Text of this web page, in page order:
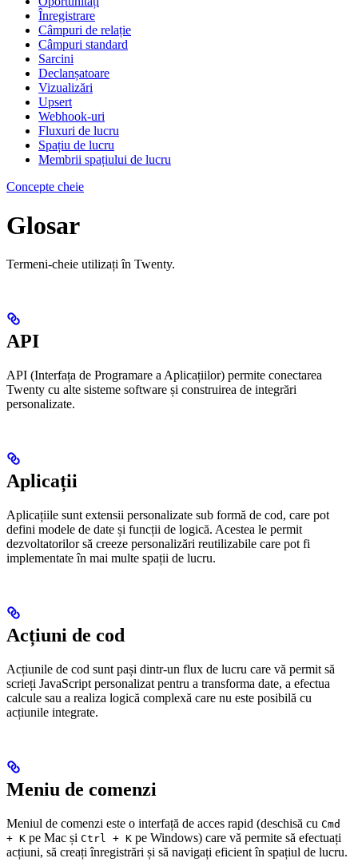
Înregistrare
Câmpuri de relație
Câmpuri standard
Sarcini
Declanșatoare
Vizualizări
Upsert
Webhook-uri
Fluxuri de lucru
Spațiu de lucru
Membrii spațiului de lucru
Concepte cheie
Glosar
Termeni-cheie utilizați în Twenty.
API
API (Interfața de Programare a Aplicațiilor) permite conectarea
Twenty cu alte sisteme software și construirea de integrări
personalizate.
Aplicații
Aplicațiile sunt extensii personalizate sub formă de cod, care pot
defini modele de date și funcții de logică. Acestea le permit
dezvoltatorilor să creeze personalizări reutilizabile care pot fi
implementate în mai multe spații de lucru.
Acțiuni de cod
Acțiunile de cod sunt pași dintr-un flux de lucru care vă permit să
scrieți JavaScript personalizat pentru a transforma date, a efectua
calcule sau a realiza logică complexă care nu este posibilă cu
acțiunile integrate.
Meniu de comenzi
Meniul de comenzi este o interfață de acces rapid (deschisă cu Cmd
+ K pe Mac și Ctrl + K pe Windows) care vă permite să efectuați
acțiuni, să creați înregistrări și să navigați eficient în spațiul de lucru.